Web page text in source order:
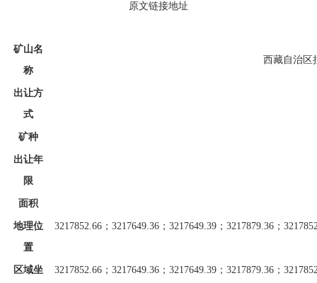
原文链接地址
矿山名
称
西藏自治区
出让方
式
矿种
出让年
限
面积
地理位
置
3217852.66；3217649.36；3217649.39；3217879.36；
区域坐
3217852.66；3217649.36；3217649.39；3217879.36；